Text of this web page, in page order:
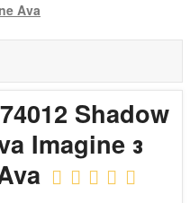
Ava
Shadow
Imagine з